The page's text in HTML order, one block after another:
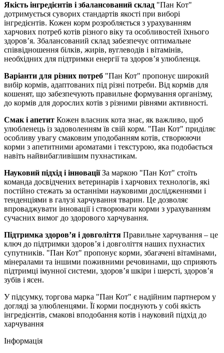
Якість інгредієнтів і збалансований склад "Пан Кот"
дотримується суворих стандартів якості при виборі
інгредієнтів. Кожен корм розробляється з урахуванням
харчових потреб котів різного віку та особливостей їхнього
здоров’я. Збалансований склад забезпечує оптимальне
співвідношення білків, жирів, вуглеводів і вітамінів,
необхідних для підтримки енергії та здоров’я улюбленця.
Варіанти для різних потреб "Пан Кот" пропонує широкий
вибір кормів, адаптованих під різні потреби. Від кормів для
кошенят, що забезпечують правильне формування організму,
до кормів для дорослих котів з різними рівнями активності.
Смак і апетит Кожен власник кота знає, як важливо, щоб
улюбленець із задоволенням їв свій корм. "Пан Кот" приділяє
особливу увагу смаковим уподобанням котів, створюючи
корми з апетитними ароматами і текстурою, яка подобається
навіть найвибагливішим пухнастикам.
Науковий підхід і інноваціїЗа маркою "Пан Кот" стоїть
команда досвідчених ветеринарів і харчових технологів, які
постійно стежать за останніми науковими дослідженнями і
тенденціями в галузі харчування тварин. Це дозволяє
впроваджувати інновації і створювати корми з урахуванням
сучасних вимог до здорового харчування.
Підтримка здоров’я і довголіття Правильне харчування – це
ключ до підтримки здоров’я і довголіття наших пухнастих
супутників. "Пан Кот" пропонує корми, збагачені вітамінами,
мінералами та іншими поживними речовинами, що сприяють
підтримці імунної системи, здоров’я шкіри і шерсті, здоров’я
зубів і ясен.
У підсумку, торгова марка "Пан Кот" є надійним партнером у
догляді за улюбленцями. Її корми поєднують у собі якість
інгредієнтів, смакові вподобання котів і науковий підхід до
харчування
Інформація